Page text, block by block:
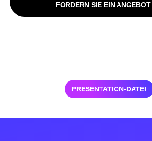
FORDERN SIE EIN ANGEBOT
PRESENTATION-DATEI